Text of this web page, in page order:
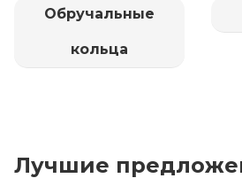
Обручальные
кольца
Лучшие